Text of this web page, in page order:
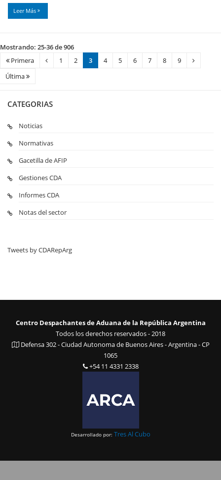
Leer Más
Mostrando: 25-36 de 906
Primera
1 2 3 4 5 6 7 8
9
Última
CATEGORIAS
Noticias
Normativas
Gacetilla de AFIP
Gestiones CDA
Informes CDA
Notas del sector
Tweets by CDARepArg
Centro Despachantes de Aduana de la República Argentina
Todos los derechos reservados - 2018
Defensa 302 - Ciudad Autonoma de Buenos Aires - Argentina - CP
1065
+54 11 4331 2338
Desarrollado por: Tres Al Cubo